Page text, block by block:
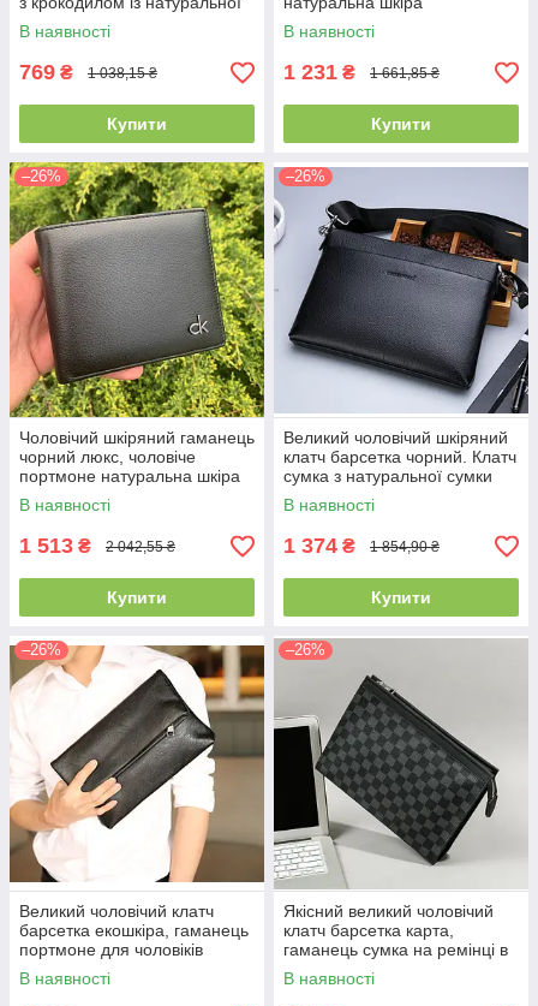
шкіри
В наявності
769 ₴ 1 038,15 ₴
Купити
В наявності
1 231 ₴ 1 661,85 ₴
Купити
–26%
Чоловічий шкіряний гаманець
чорний люкс, чоловіче
портмоне натуральна шкіра
В наявності
1 513 ₴ 2 042,55 ₴
Купити
–26%
Великий чоловічий шкіряний
клатч барсетка чорний. Клатч
сумка з натуральної сумки
для чоловіків
В наявності
1 374 ₴ 1 854,90 ₴
Купити
–26%
Великий чоловічий клатч
барсетка екошкіра, гаманець
портмоне для чоловіків
В наявності
–26%
Якісний великий чоловічий
клатч барсетка карта,
гаманець сумка на ремінці в
клітинку
В наявності